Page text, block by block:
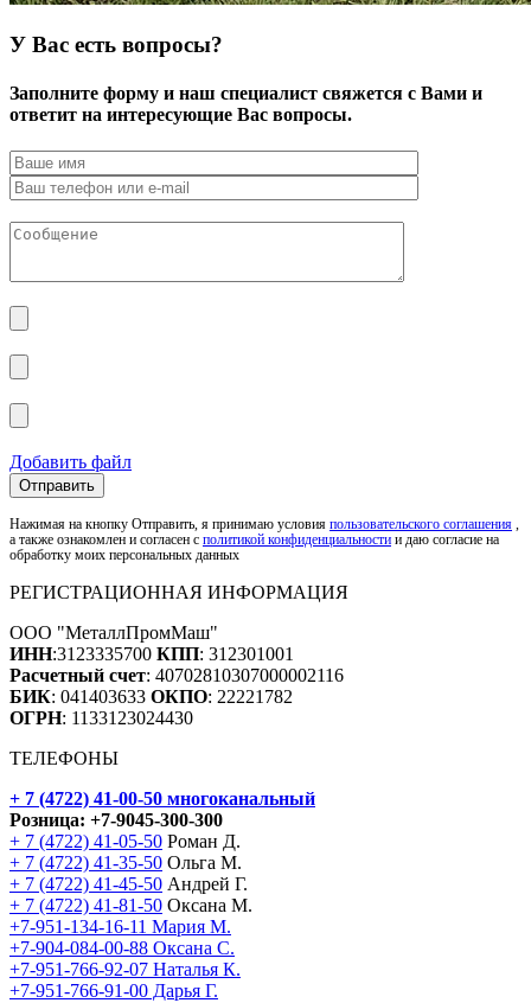
У Вас есть вопросы?
Заполните форму и наш специалист свяжется с Вами и
ответит на интересующие Вас вопросы.
Добавить файл
Нажимая на кнопку Отправить, я принимаю условия пользовательского соглашения ,
а также ознакомлен и согласен с политикой конфиденциальности и даю согласие на
обработку моих персональных данных
РЕГИСТРАЦИОННАЯ ИНФОРМАЦИЯ
ООО "МеталлПромМаш"
ИНН:3123335700 КПП: 312301001
Расчетный счет: 40702810307000002116
БИК: 041403633 ОКПО: 22221782
ОГРН: 1133123024430
ТЕЛЕФОНЫ
+ 7 (4722) 41-00-50 многоканальный
Розница: +7-9045-300-300
+ 7 (4722) 41-05-50 Роман Д.
+ 7 (4722) 41-35-50 Ольга М.
+ 7 (4722) 41-45-50 Андрей Г.
+ 7 (4722) 41-81-50 Оксана М.
+7-951-134-16-11 Мария М.
+7-904-084-00-88 Оксана С.
+7-951-766-92-07 Наталья К.
+7-951-766-91-00 Дарья Г.